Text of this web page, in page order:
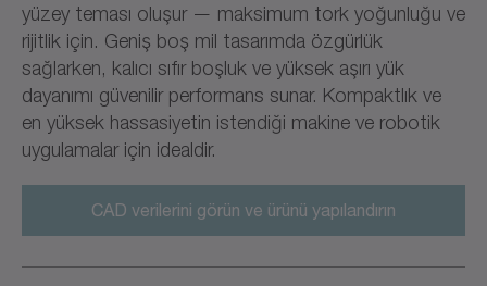
yüzey teması oluşur — maksimum tork yoğunluğu ve
rijitlik için. Geniş boş mil tasarımda özgürlük
sağlarken, kalıcı sıfır boşluk ve yüksek aşırı yük
dayanımı güvenilir performans sunar. Kompaktlık ve
en yüksek hassasiyetin istendiği makine ve robotik
uygulamalar için idealdir.
CAD verilerini görün ve ürünü yapılandırın